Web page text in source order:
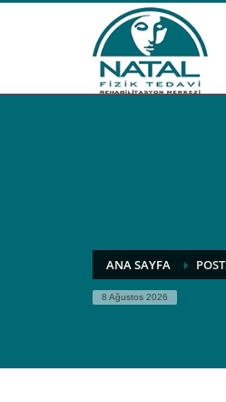
ANA SAYFA
8 Ağustos 2026